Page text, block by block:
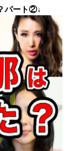
パート②↓